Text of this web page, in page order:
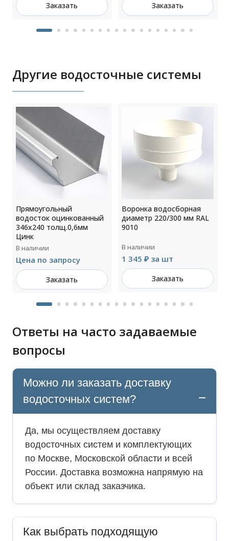
Заказать Заказать
Другие водосточные системы
Прямоугольный
водосток оцинкованный
346х240 толщ.0,6мм
Цинк
В наличии
Цена по запросу
Заказать
Воронка водосборная
диаметр 220/300 мм RAL
9010
В наличии
1 345 ₽ за шт
Заказать
Ответы на часто задаваемые
вопросы
Можно ли заказать доставку
водосточных систем?
Да, мы осуществляем доставку
водосточных систем и комплектующих
по Москве, Московской области и всей
России. Доставка возможна напрямую на
объект или склад заказчика.
Как выбрать подходящую